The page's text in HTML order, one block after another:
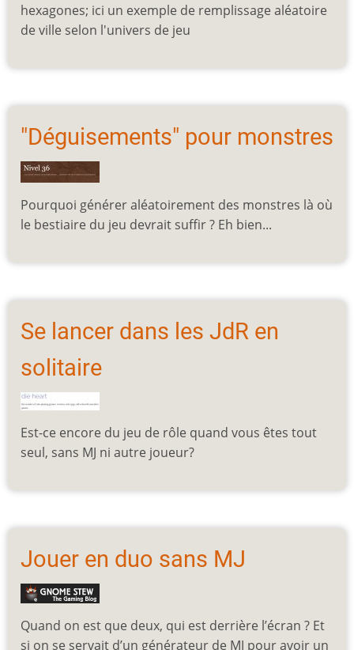
hexagones; ici un exemple de remplissage aléatoire
de ville selon l'univers de jeu
"Déguisements" pour monstres
Pourquoi générer aléatoirement des monstres là où
le bestiaire du jeu devrait suffir ? Eh bien...
Se lancer dans les JdR en
solitaire
Est-ce encore du jeu de rôle quand vous êtes tout
seul, sans MJ ni autre joueur?
Jouer en duo sans MJ
Quand on est que deux, qui est derrière l’écran ? Et
si on se servait d’un générateur de MJ pour avoir un